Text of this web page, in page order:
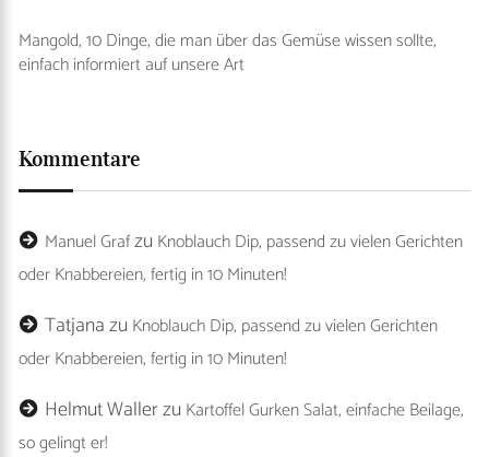
Mangold, 10 Dinge, die man über das Gemüse wissen sollte,
einfach informiert auf unsere Art
Kommentare
Manuel Grafzu Knoblauch Dip, passend zu vielen Gerichten
oder Knabbereien, fertig in 10 Minuten!
Tatjanazu Knoblauch Dip, passend zu vielen Gerichten
oder Knabbereien, fertig in 10 Minuten!
Helmut Wallerzu Kartoffel Gurken Salat, einfache Beilage,
so gelingt er!